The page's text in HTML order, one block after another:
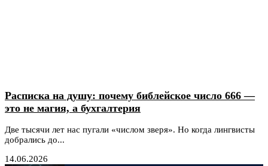
Расписка на душу: почему библейское число 666 —
это не магия, а бухгалтерия
Две тысячи лет нас пугали «числом зверя». Но когда лингвисты
добрались до...
14.06.2026